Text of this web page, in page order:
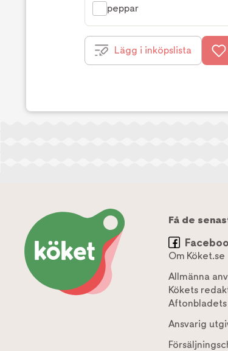
peppar
Lägg i inköpslista
Få de
Om Köket.se
Allmänna
Kökets
Ansvarig